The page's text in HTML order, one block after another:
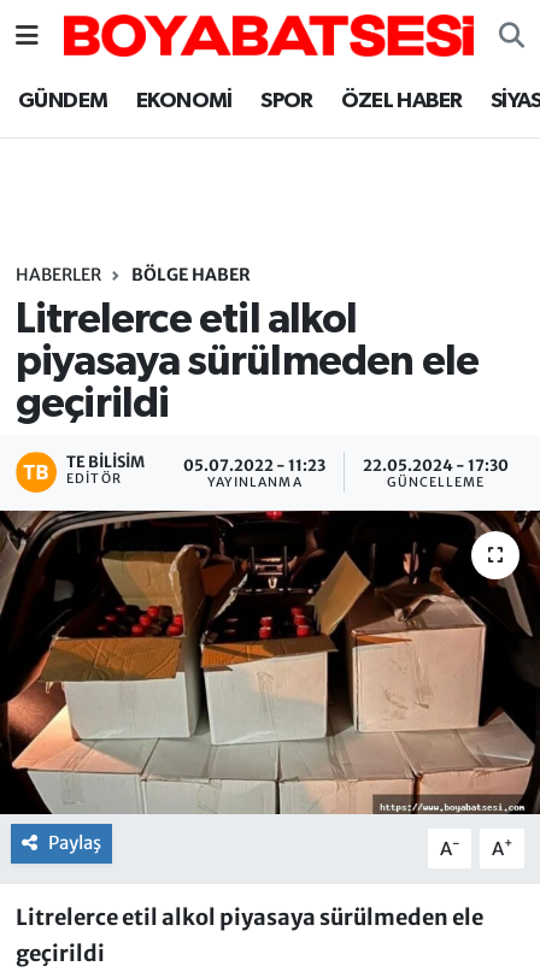
GÜNDEM EKONOMİ SPOR ÖZEL HABER
HABERLER BÖLGE HABER
Litrelerce etil alkol
piyasaya sürülmeden ele
geçirildi
TE BILISIM
EDITÖR
05.07.2022 - 11:23
YAYINLANMA
22.05.2024 - 17:30
GÜNCELLEME
Paylaş A- A+
Litrelerce etil alkol piyasaya sürülmeden ele
geçirildi
Sinop Nöbetçi Eczaneler
Sinop Trafik Yoğunluk Haritası
Süper Lig Puan Durumu ve Fikstür
Tüm Manşetler
Son Dakika Haberleri
Haber Arşivi